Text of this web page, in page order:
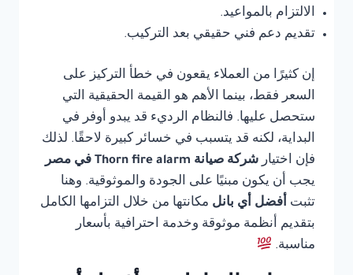
الالتزام بالمواعيد.
تقديم دعم فني حقيقي بعد التركيب.
إن كثيرًا من العملاء يقعون في خطأ التركيز على
السعر فقط، بينما الأهم هو القيمة الحقيقية التي
ستحصل عليها. فالنظام الرديء قد يبدو أوفر في
البداية، لكنه قد يتسبب في خسائر كبيرة لاحقًا. لذلك
فإن اختيار شركة صيانة Thorn fire alarm في مصر
يجب أن يكون مبنيًا على الجودة والموثوقية. وهنا
تثبت أفضل أي بانل مكانتها من خلال التزامها الكامل
بتقديم أنظمة موثوقة وخدمة احترافية بأسعار
مناسبة.